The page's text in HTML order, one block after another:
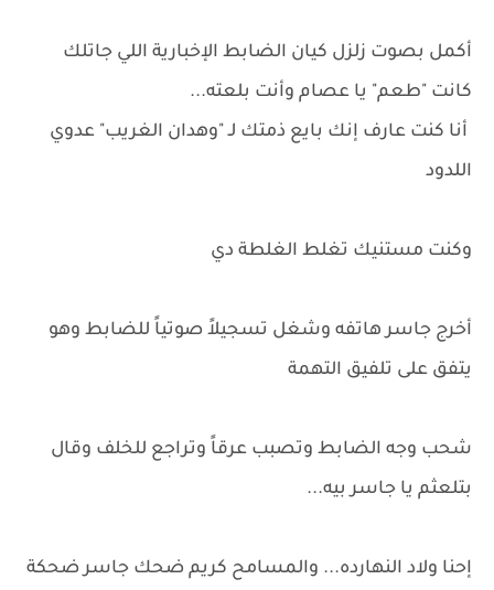
أكمل بصوت زلزل كيان الضابط الإخبارية اللي جاتلك
كانت "طعم" يا عصام وأنت بلعته...
أنا كنت عارف إنك بايع ذمتك لـ "وهدان الغريب" عدوي
اللدود
وكنت مستنيك تغلط الغلطة دي
أخرج جاسر هاتفه وشغل تسجيلاً صوتياً للضابط وهو
يتفق على تلفيق التهمة
شحب وجه الضابط وتصبب عرقاً وتراجع للخلف وقال
بتلعثم يا جاسر بيه...
إحنا ولاد النهارده... والمسامح كريم ضحك جاسر ضحكة